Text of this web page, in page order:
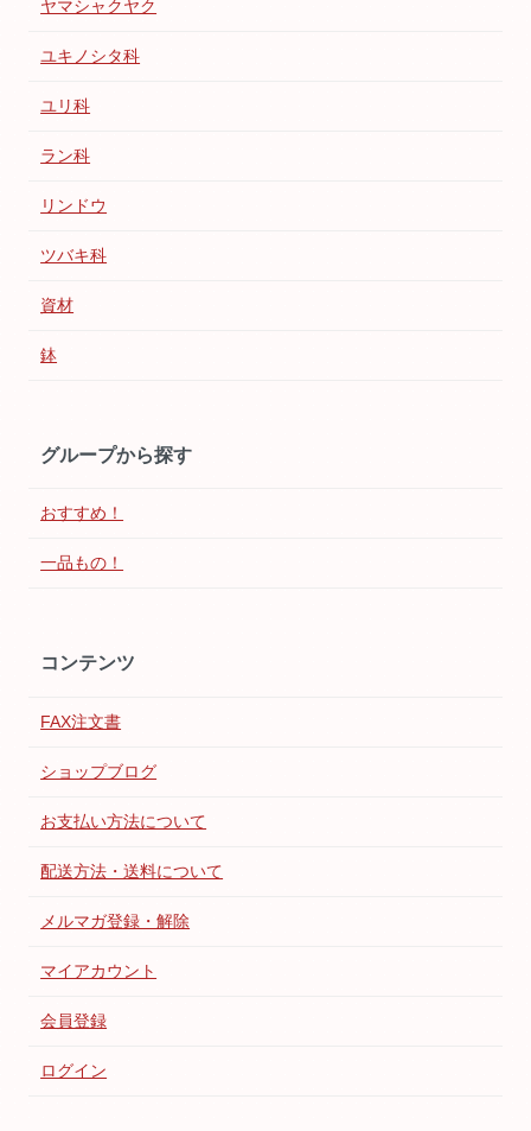
ヤマシャクヤク
ユキノシタ科
ユリ科
ラン科
リンドウ
ツバキ科
資材
鉢
グループから探す
おすすめ！
一品もの！
コンテンツ
FAX注文書
ショップブログ
お支払い方法について
配送方法・送料について
メルマガ登録・解除
マイアカウント
会員登録
ログイン